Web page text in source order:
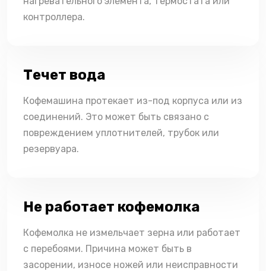
контроллера.
Течет вода
Кофемашина протекает из-под корпуса или из
соединений. Это может быть связано с
повреждением уплотнителей, трубок или
резервуара.
Не работает кофемолка
Кофемолка не измельчает зерна или работает
с перебоями. Причина может быть в
засорении, износе ножей или неисправности